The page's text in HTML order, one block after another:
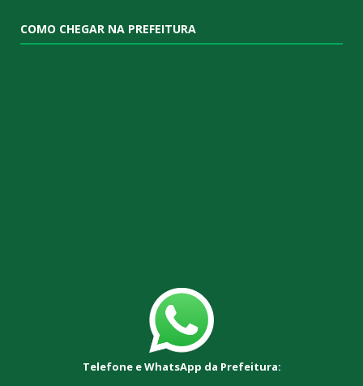
COMO CHEGAR NA PREFEITURA
Telefone e WhatsApp da Prefeitura: